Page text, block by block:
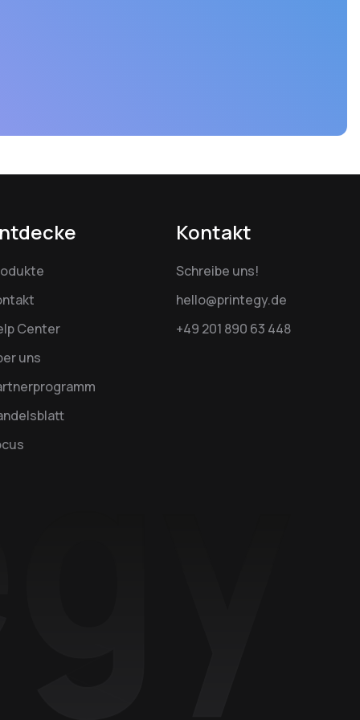
Center
uns
Kontakt
Schreibe uns!
hello@printegy.de
+49 201 890 63 448